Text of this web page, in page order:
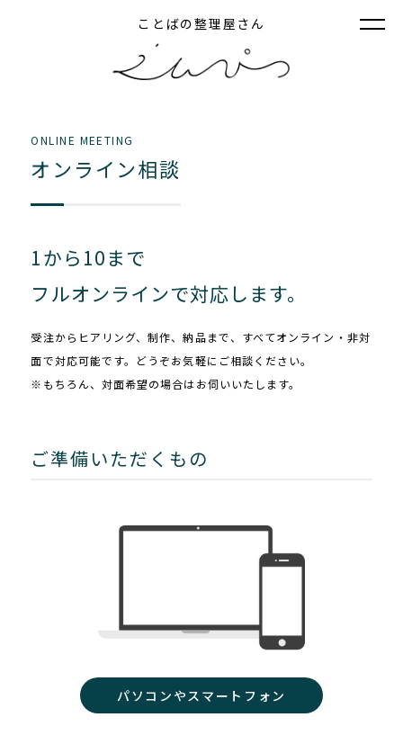
ことばの整理屋さん
ONLINE MEETING
オンライン相談
1から10まで
フルオンラインで対応します。
受注からヒアリング、制作、納品まで、すべてオンライン・非対
面で対応可能です。どうぞお気軽にご相談ください。
※もちろん、対面希望の場合はお伺いいたします。
ご準備いただくもの
パソコンやスマートフォン